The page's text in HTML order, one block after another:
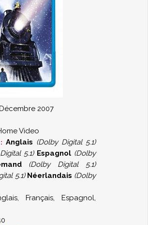
2007
Video
Anglais (Dolby Digital 5.1)
5.1) Espagnol (Dolby
(Dolby Digital 5.1)
5.1) Néerlandais (Dolby
Français, Espagnol,